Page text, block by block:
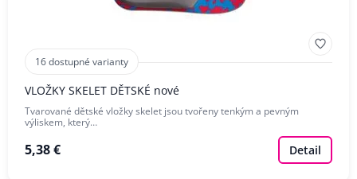
VELIKOST OBLEČENÍ
ZNAČKA
16 dostupné varianty
VLOŽKY SKELET DĚTSKÉ nové
Tvarované dětské vložky skelet jsou tvořeny tenkým a pevným
výliskem, který…
5,38 € Detail